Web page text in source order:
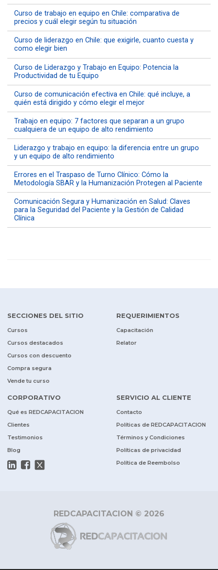
Curso de trabajo en equipo en Chile: comparativa de
precios y cuál elegir según tu situación
Curso de liderazgo en Chile: que exigirle, cuanto cuesta y
como elegir bien
Curso de Liderazgo y Trabajo en Equipo: Potencia la
Productividad de tu Equipo
Curso de comunicación efectiva en Chile: qué incluye, a
quién está dirigido y cómo elegir el mejor
Trabajo en equipo: 7 factores que separan a un grupo
cualquiera de un equipo de alto rendimiento
Liderazgo y trabajo en equipo: la diferencia entre un grupo
y un equipo de alto rendimiento
Errores en el Traspaso de Turno Clínico: Cómo la
Metodología SBAR y la Humanización Protegen al Paciente
Comunicación Segura y Humanización en Salud: Claves
para la Seguridad del Paciente y la Gestión de Calidad
Clínica
SECCIONES DEL SITIO
Cursos
Cursos destacados
Cursos con descuento
Compra segura
Vende tu curso
REQUERIMIENTOS
Capacitación
Relator
CORPORATIVO
Qué es REDCAPACITACION
Clientes
Testimonios
Blog
SERVICIO AL CLIENTE
Contacto
Políticas de REDCAPACITACION
Términos y Condiciones
Políticas de privacidad
Política de Reembolso
REDCAPACITACION © 2026